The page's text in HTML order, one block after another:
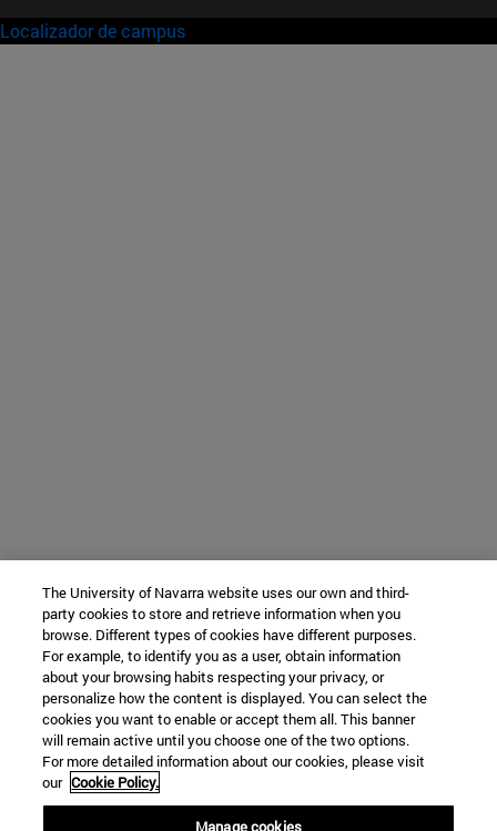
Localizador de campus
The University of Navarra website uses our own and third-
party cookies to store and retrieve information when you
browse. Different types of cookies have different purposes.
For example, to identify you as a user, obtain information
about your browsing habits respecting your privacy, or
personalize how the content is displayed. You can select the
cookies you want to enable or accept them all. This banner
will remain active until you choose one of the two options.
For more detailed information about our cookies, please visit
our Cookie Policy.
Manage cookies